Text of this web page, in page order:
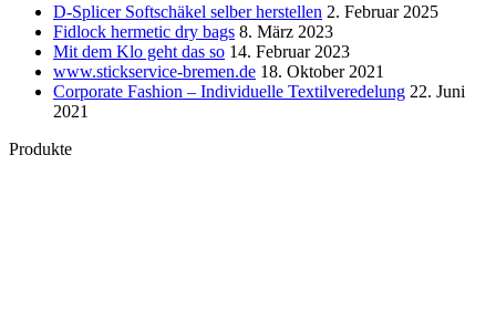
D-Splicer Softschäkel selber herstellen 2. Februar 2025
Fidlock hermetic dry bags 8. März 2023
Mit dem Klo geht das so 14. Februar 2023
www.stickservice-bremen.de 18. Oktober 2021
Corporate Fashion – Individuelle Textilveredelung 22. Juni
2021
Produkte